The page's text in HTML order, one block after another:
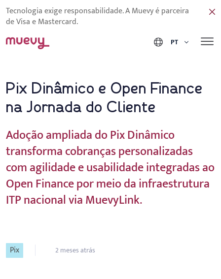
Tecnologia exige responsabilidade. A Muevy é parceira
de Visa e Mastercard.
PT
Pix Dinâmico e Open Finance
na Jornada do Cliente
Adoção ampliada do Pix Dinâmico
transforma cobranças personalizadas
com agilidade e usabilidade integradas ao
Open Finance por meio da infraestrutura
ITP nacional via MuevyLink.
Pix 2 meses atrás